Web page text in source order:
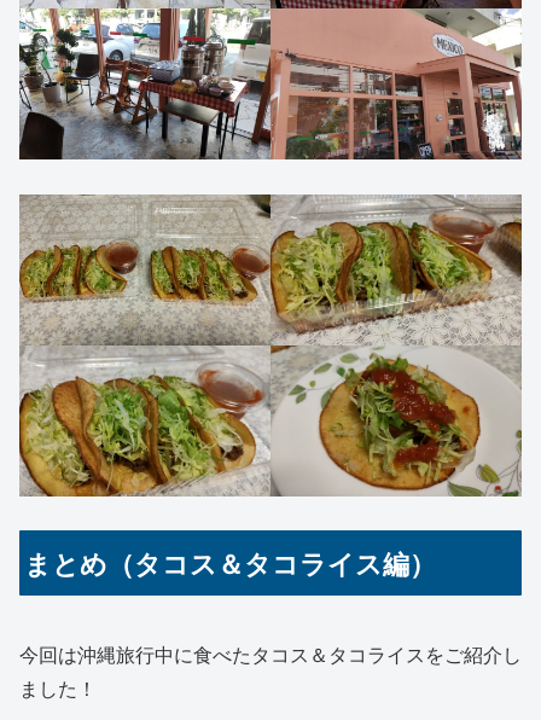
まとめ（タコス＆タコライス編）
今回は沖縄旅行中に食べたタコス＆タコライスをご紹介し
ました！